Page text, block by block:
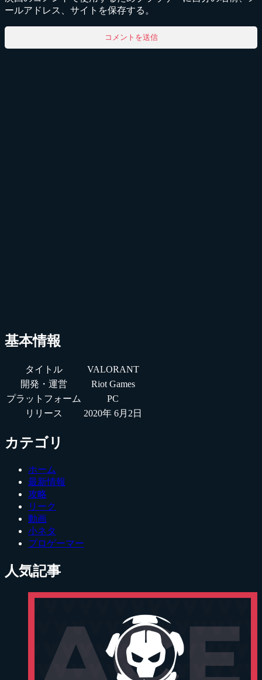
ールアドレス、サイトを保存する。
基本情報
タイトル
VALORANT
開発・運営
Riot Games
プラットフォーム
PC
リリース
2020年 6月2日
カテゴリ
ホーム
最新情報
攻略
リーク
動画
小ネタ
プロゲーマー
人気記事